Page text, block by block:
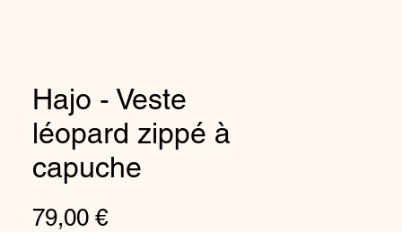
Hajo - Veste
léopard zippé à
capuche
79,00 €Price